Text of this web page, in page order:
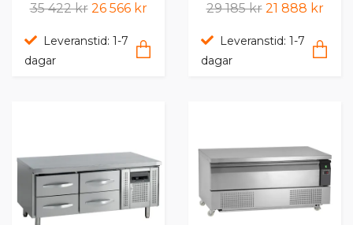
35 422 kr 26 566 kr
Leveranstid: 1-7
dagar
29 185 kr 21 888 kr
Leveranstid: 1-7
dagar